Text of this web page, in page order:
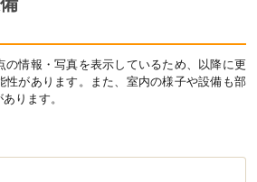
の情報・写真を表示しているため、以降に更
性があります。また、室内の様子や設備も部
ります。